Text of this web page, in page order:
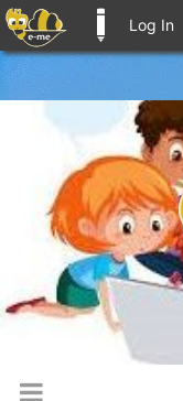
Log In